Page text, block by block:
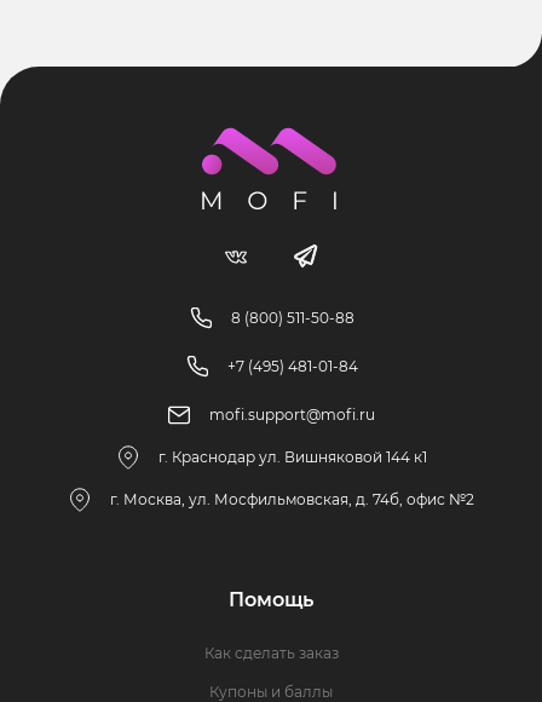
8 (800) 511-50-88
+7 (495) 481-01-84
mofi.support@mofi.ru
г. Краснодар ул. Вишняковой 144 к1
г. Москва, ул. Мосфильмовская, д. 74б, офис №2
Помощь
Как сделать заказ
Купоны и баллы